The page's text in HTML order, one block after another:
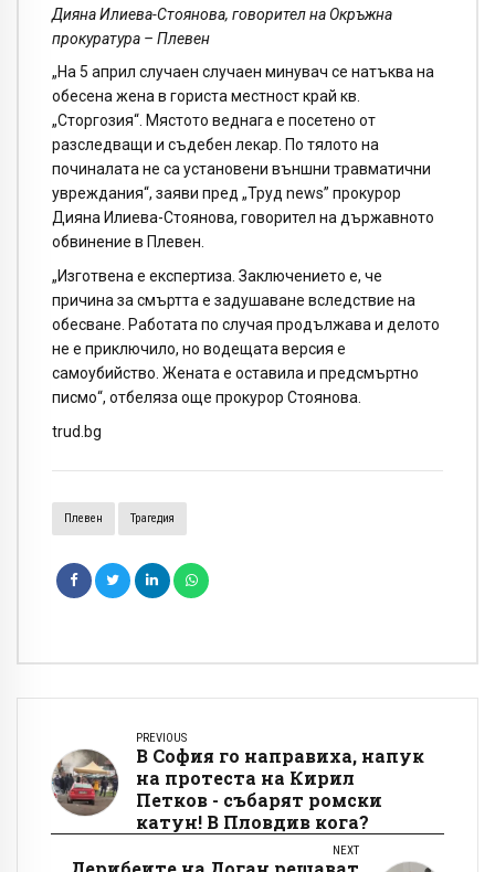
Дияна Илиева-Стоянова, говорител на Окръжна
прокуратура – Плевен
„На 5 април случаен случаен минувач се натъква на
обесена жена в гориста местност край кв.
„Сторгозия“. Мястото веднага е посетено от
разследващи и съдебен лекар. По тялото на
починалата не са установени външни травматични
увреждания“, заяви пред „Труд news” прокурор
Дияна Илиева-Стоянова, говорител на държавното
обвинение в Плевен.
„Изготвена е експертиза. Заключението е, че
причина за смъртта е задушаване вследствие на
обесване. Работата по случая продължава и делото
не е приключило, но водещата версия е
самоубийство. Жената е оставила и предсмъртно
писмо“, отбеляза още прокурор Стоянова.
trud.bg
Плевен Трагедия
PREVIOUS
В София го направиха, напук
на протеста на Кирил
Петков - събарят ромски
катун! В Пловдив кога?
NEXT